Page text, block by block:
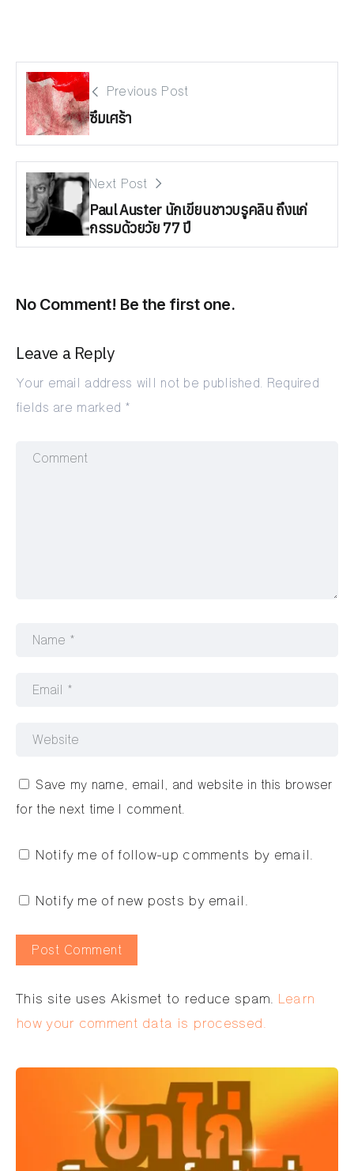
Previous Post
ซึมเศร้า
Next Post
Paul Auster นักเขียนชาวบรูคลิน ถึงแก่
กรรมด้วยวัย 77 ปี
No Comment! Be the first one.
Leave a Reply
Your email address will not be published. Required
fields are marked *
Save my name, email, and website in this browser
for the next time I comment.
Notify me of follow-up comments by email.
Notify me of new posts by email.
Alternative:
This site uses Akismet to reduce spam. Learn
how your comment data is processed.